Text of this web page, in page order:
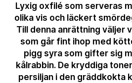
Lyxig oxfilé som serveras
olika vis och läckert
Till denna anrättning väljer
som går fint ihop med
pigg syra som gifter sig
kålrabbin. De kryddiga
persiljan i den gräddkokta